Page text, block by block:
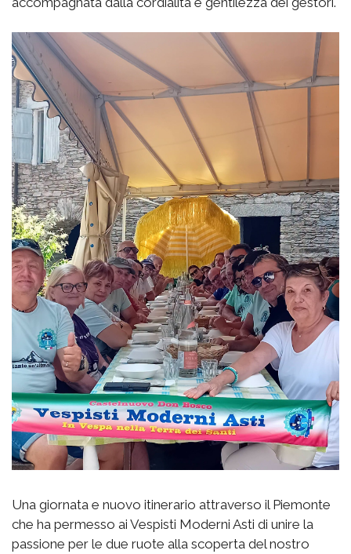
Una giornata e nuovo itinerario attraverso il Piemonte
che ha permesso ai Vespisti Moderni Asti di unire la
passione per le due ruote alla scoperta del nostro